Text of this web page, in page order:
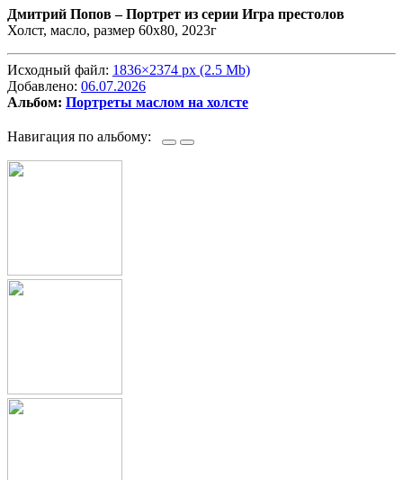
Дмитрий Попов –Портрет из серии Игра престолов
Холст, масло, размер 60х80, 2023г
Исходный файл: 1836×2374 px (2.5 Mb)
Добавлено: 06.07.2026
Альбом: Портреты маслом на холсте
Навигация по альбому: